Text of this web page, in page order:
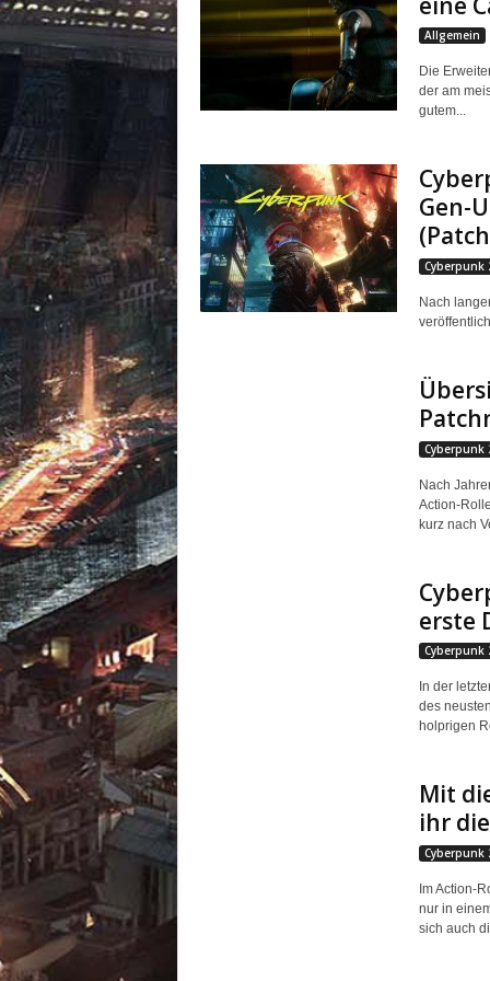
Allgemein
Die
der am
gutem...
Gen-
Cyberpunk
Nach
Cyberpunk
Nach
Action-
kurz nach
erste
Cyberpunk
In der
des
holprigen
Mit
ihr
Cyberpunk
Im Action-
nur in
sich auch